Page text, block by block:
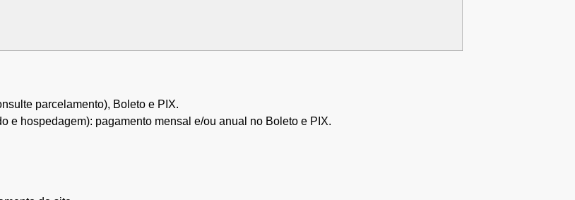
parcelamento), Boleto e PIX.
e hospedagem): pagamento mensal e/ou anual no Boleto e PIX.